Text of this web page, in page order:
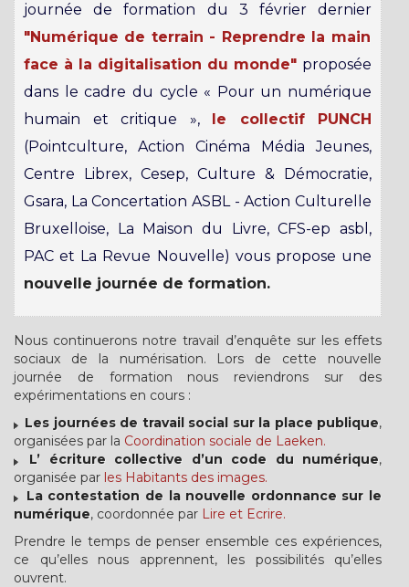
journée de formation du 3 février dernier
"Numérique de terrain - Reprendre la main
face à la digitalisation du monde" proposée
dans le cadre du cycle « Pour un numérique
humain et critique », le collectif PUNCH
(Pointculture, Action Cinéma Média Jeunes,
Centre Librex, Cesep, Culture & Démocratie,
Gsara, La Concertation ASBL - Action Culturelle
Bruxelloise, La Maison du Livre, CFS-ep asbl,
PAC et La Revue Nouvelle) vous propose une
nouvelle journée de formation.
Nous continuerons notre travail d’enquête sur les effets
sociaux de la numérisation. Lors de cette nouvelle
journée de formation nous reviendrons sur des
expérimentations en cours :
Les journées de travail social sur la place publique,
organisées par la Coordination sociale de Laeken.
L’ écriture collective d’un code du numérique,
organisée par les Habitants des images.
La contestation de la nouvelle ordonnance sur le
numérique, coordonnée par Lire et Ecrire.
Prendre le temps de penser ensemble ces expériences,
ce qu’elles nous apprennent, les possibilités qu’elles
ouvrent.